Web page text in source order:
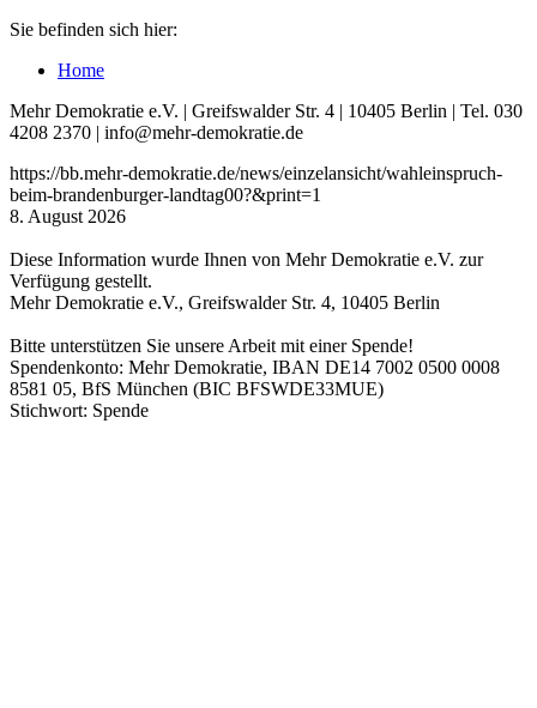
Sie befinden sich hier:
Home
Mehr Demokratie e.V. | Greifswalder Str. 4 | 10405 Berlin | Tel. 030
4208 2370 | info@mehr-demokratie.de
https://bb.mehr-demokratie.de/news/einzelansicht/wahleinspruch-
beim-brandenburger-landtag00?&print=1
8. August 2026
Diese Information wurde Ihnen von Mehr Demokratie e.V. zur
Verfügung gestellt.
Mehr Demokratie e.V., Greifswalder Str. 4, 10405 Berlin
Bitte unterstützen Sie unsere Arbeit mit einer Spende!
Spendenkonto: Mehr Demokratie, IBAN DE14 7002 0500 0008
8581 05, BfS München (BIC BFSWDE33MUE)
Stichwort: Spende